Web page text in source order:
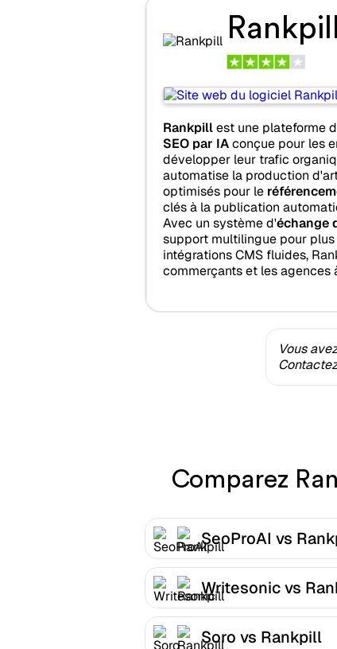
Rankpill
Rankpillest une plateforme
SEO par IAconçue pour les
développer leur trafic
automatise la production
optimisés pour le
clés à la publication
Avec un système d'échange
support multilingue pour
intégrations CMS fluides,
commerçants et les
Vous
Comparez
SeoProAI vs
Writesonic vs
Soro vs Rankpill